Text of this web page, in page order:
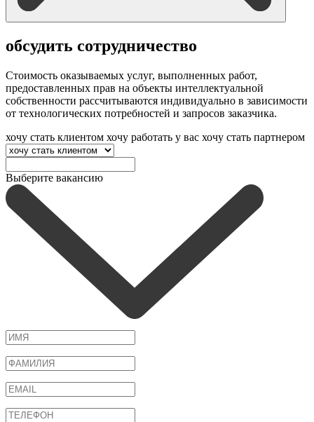
обсудить сотрудничество
Стоимость оказываемых услуг, выполненных работ,
предоставленных прав на объекты интеллектуальной
собственности рассчитываются индивидуально в зависимости
от технологических потребностей и запросов заказчика.
хочу стать клиентом хочу работать у вас хочу стать партнером
Выберите вакансию